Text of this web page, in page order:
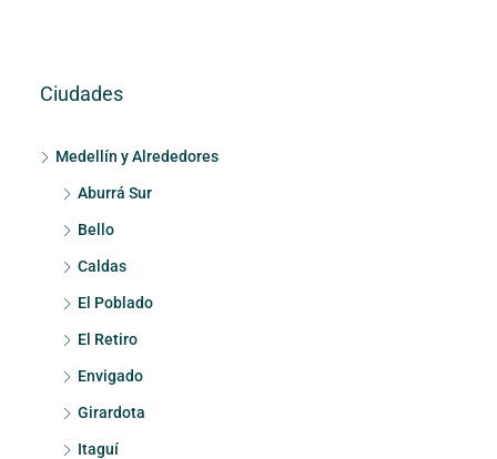
Ciudades
Medellín y Alrededores
Aburrá Sur
Bello
Caldas
El Poblado
El Retiro
Envigado
Girardota
Itaguí